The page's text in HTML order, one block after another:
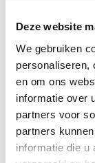
Deze website
We gebruiken
personaliseren,
en om ons
informatie over
partners voor
partners
informatie die u
deur eendeurknop
deurkruk.
voordeur
.
grondverf en de
* Krukbediende
Geschikt voor
binnenzijde een
sloten worden
balkondeur. De